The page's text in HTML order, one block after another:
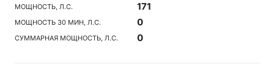
МОЩНОСТЬ, Л.С. 171
МОЩНОСТЬ 30 МИН, Л.С. 0
СУММАРНАЯ МОЩНОСТЬ, Л.С. 0